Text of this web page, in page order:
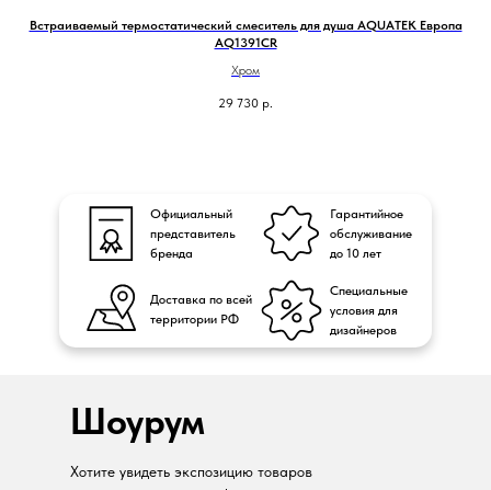
Встраиваемый термостатический смеситель для душа AQUATEK Европа
AQ1391CR
Хром
29 730 р.
Официальный
представитель
бренда
Доставка по всей
территории РФ
Гарантийное
обслуживание
до 10 лет
Специальные
условия для
дизайнеров
Шоурум
Хотите увидеть экспозицию товаров